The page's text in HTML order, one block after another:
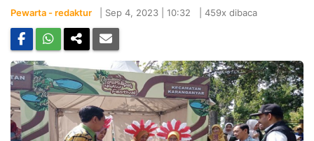
Pewarta - redaktur Sep 4, 2023 | 10:32 459x dibaca